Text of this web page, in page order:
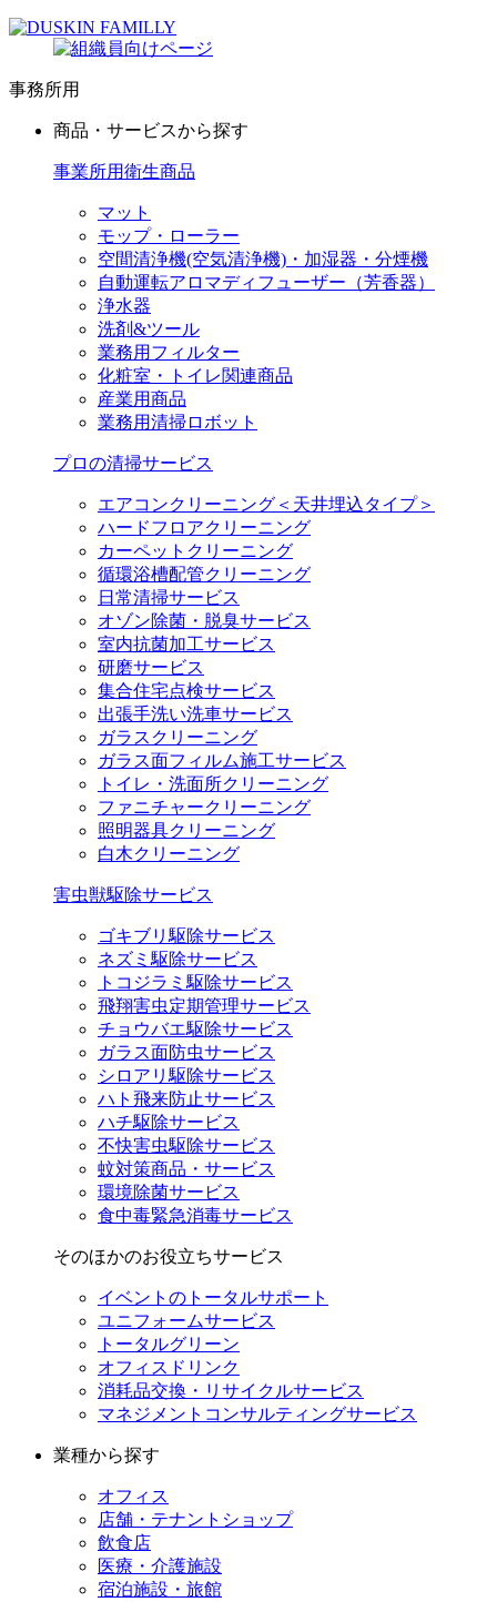
事務所用
商品・サービスから探す
事業所用衛生商品
マット
モップ・ローラー
空間清浄機(空気清浄機)・加湿器・分煙機
自動運転アロマディフューザー（芳香器）
浄水器
洗剤&ツール
業務用フィルター
化粧室・トイレ関連商品
産業用商品
業務用清掃ロボット
プロの清掃サービス
エアコンクリーニング＜天井埋込タイプ＞
ハードフロアクリーニング
カーペットクリーニング
循環浴槽配管クリーニング
日常清掃サービス
オゾン除菌・脱臭サービス
室内抗菌加工サービス
研磨サービス
集合住宅点検サービス
出張手洗い洗車サービス
ガラスクリーニング
ガラス面フィルム施工サービス
トイレ・洗面所クリーニング
ファニチャークリーニング
照明器具クリーニング
白木クリーニング
害虫獣駆除サービス
ゴキブリ駆除サービス
ネズミ駆除サービス
トコジラミ駆除サービス
飛翔害虫定期管理サービス
チョウバエ駆除サービス
ガラス面防虫サービス
シロアリ駆除サービス
ハト飛来防止サービス
ハチ駆除サービス
不快害虫駆除サービス
蚊対策商品・サービス
環境除菌サービス
食中毒緊急消毒サービス
そのほかのお役立ちサービス
イベントのトータルサポート
ユニフォームサービス
トータルグリーン
オフィスドリンク
消耗品交換・リサイクルサービス
マネジメントコンサルティングサービス
業種から探す
オフィス
店舗・テナントショップ
飲食店
医療・介護施設
宿泊施設・旅館